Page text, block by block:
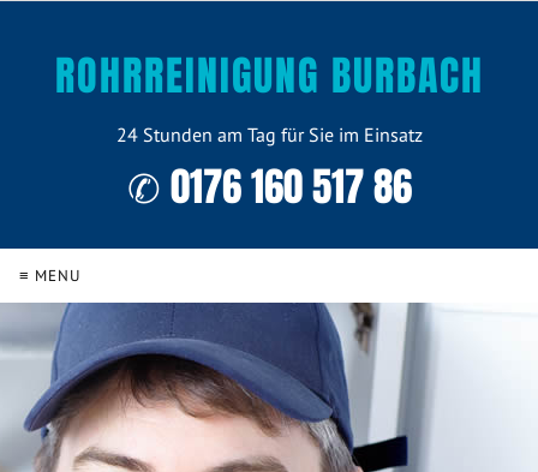
ROHRREINIGUNG BURBACH
24 Stunden am Tag für Sie im Einsatz
✆ 0176 160 517 86
≡ MENU